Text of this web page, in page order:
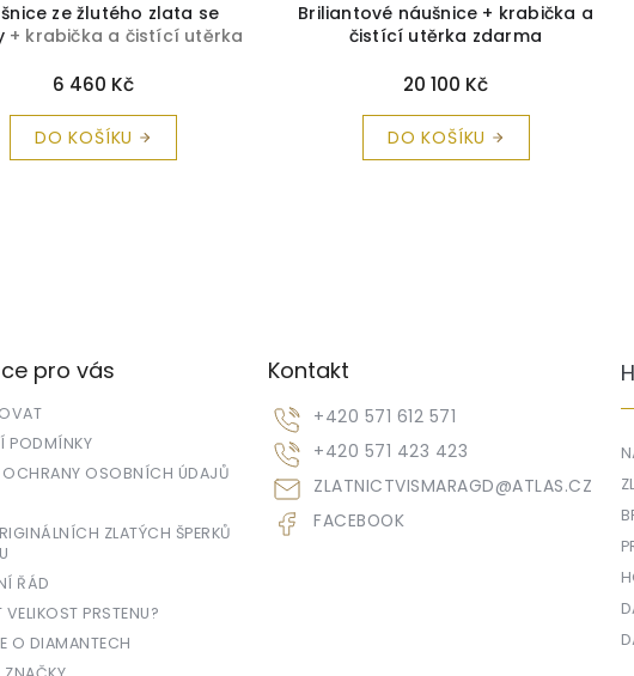
ze žlutého zlata se
+ krabička a čistící utěrka
6 460 Kč
DO KOŠÍKU
Briliantové náušnice + krabička a
čistící utěrka zdarma
20 100 Kč
DO KOŠÍKU
pro vás
PODMÍNKY
OSOBNÍCH ÚDAJŮ
ZLATÝCH ŠPERKŮ
ŘÁD
PRSTENU?
O DIAMANTECH
Kontakt
ZLATNICTVISMARAGD@ATLAS.CZ
+420 571 612 571
+420 571 423 423
FACEBOOK